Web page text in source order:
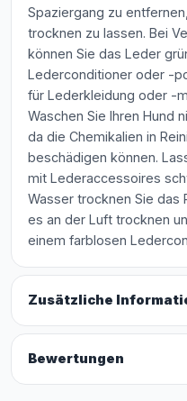
Spaziergang zu
trocknen zu lassen. Bei
können Sie das Leder
Lederconditioner oder -
für Lederkleidung oder -
Waschen Sie Ihren Hund
da die Chemikalien in
beschädigen können.
mit Lederaccessoires
Wasser trocknen Sie das
es an der Luft trocknen
einem farblosen
Zusätzliche
Bewertungen